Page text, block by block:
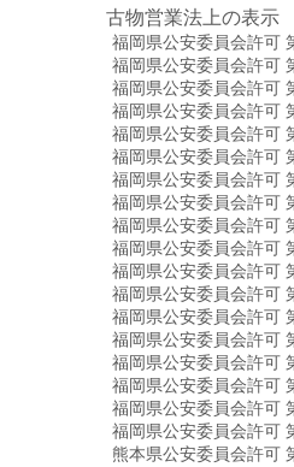
古物営業法上の表示
福岡県公安委員会許可
福岡県公安委員会許可
福岡県公安委員会許可
福岡県公安委員会許可
福岡県公安委員会許可
福岡県公安委員会許可
福岡県公安委員会許可
福岡県公安委員会許可
福岡県公安委員会許可
福岡県公安委員会許可
福岡県公安委員会許可
福岡県公安委員会許可
福岡県公安委員会許可
福岡県公安委員会許可
福岡県公安委員会許可
福岡県公安委員会許可
福岡県公安委員会許可
福岡県公安委員会許可
熊本県公安委員会許可